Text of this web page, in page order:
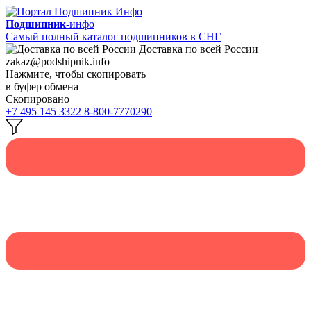
Подшипник-инфо
Самый полный каталог подшипников в СНГ
Доставка по всей России
zakaz@podshipnik.info
Нажмите, чтобы скопировать
в буфер обмена
Скопировано
+7 495 145 3322 8-800-7770290